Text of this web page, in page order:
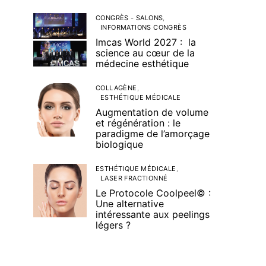
CONGRÈS - SALONS
INFORMATIONS CONGRÈS
Imcas World 2027 : la
science au cœur de la
médecine esthétique
COLLAGÈNE
ESTHÉTIQUE MÉDICALE
Augmentation de volume
et régénération : le
paradigme de l’amorçage
biologique
ESTHÉTIQUE MÉDICALE
LASER FRACTIONNÉ
Le Protocole Coolpeel© :
Une alternative
intéressante aux peelings
légers ?